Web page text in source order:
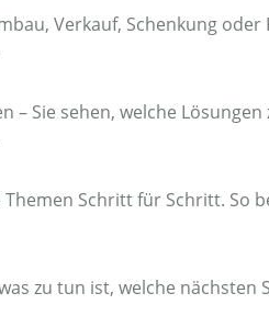
Verkauf, Schenkung oder
Sie sehen, welche Lösungen
Schritt für Schritt. So
zu tun ist, welche nächsten